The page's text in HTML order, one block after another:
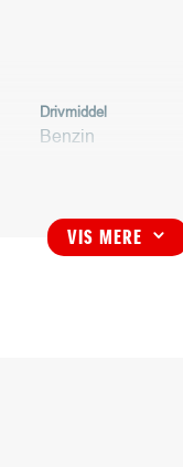
Drivmiddel
Benzin
VIS MERE 3